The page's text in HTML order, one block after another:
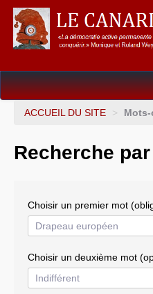
Dossiers
Gouvernance mondiale &
Résistances
ACCUEIL DU SITE > Mots-
Recherche
Choisir un premier mot
Choisir un deuxième mot